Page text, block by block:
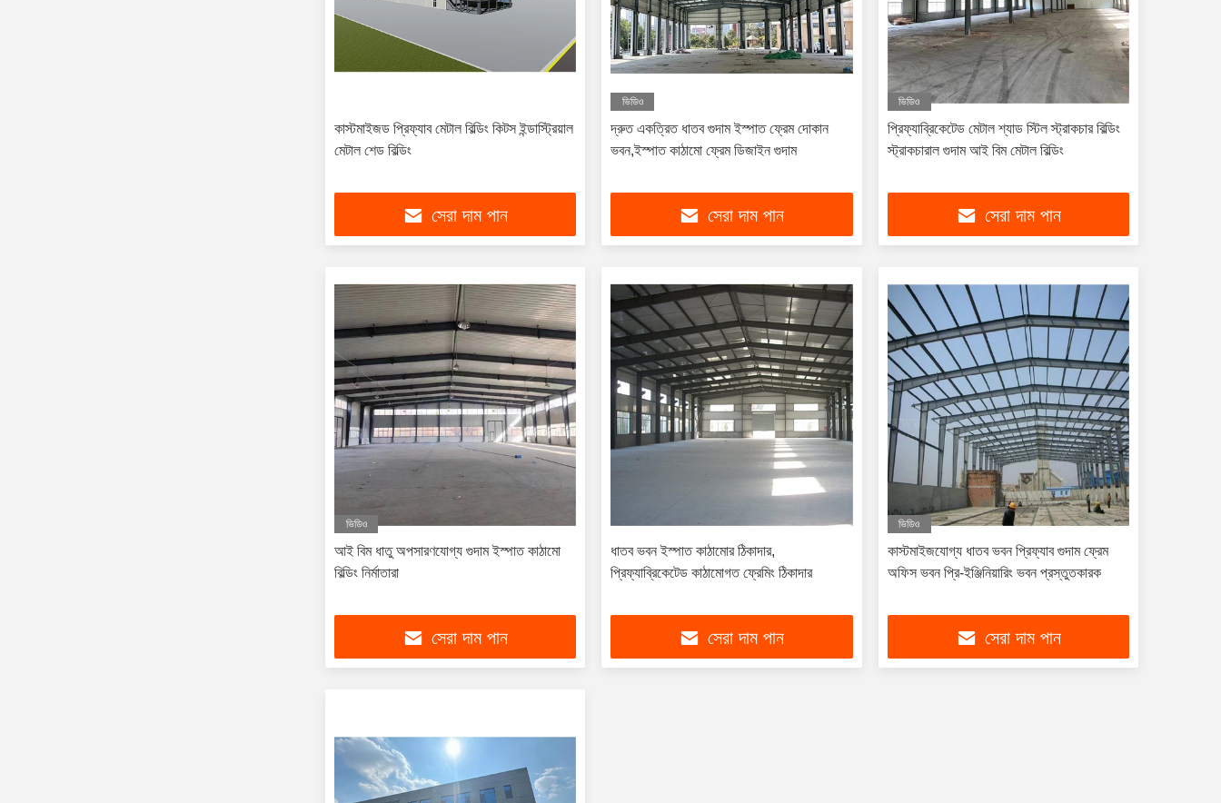
কাস্টমাইজড প্রিফ্যাব মেটাল বিল্ডিং কিটস ইন্ডাস্ট্রিয়াল
মেটাল শেড বিল্ডিং
সেরা দাম পান
ভিডিও
দ্রুত একত্রিত ধাতব গুদাম ইস্পাত ফ্রেম দোকান
ভবন,ইস্পাত কাঠামো ফ্রেম ডিজাইন গুদাম
সেরা দাম পান
ভিডিও
প্রিফ্যাব্রিকেটেড মেটাল শ্যাড স্টিল স্ট্রাকচার বিল্ডিং
স্ট্রাকচারাল গুদাম আই বিম মেটাল বিল্ডিং
সেরা দাম পান
ভিডিও
আই বিম ধাতু অপসারণযোগ্য গুদাম ইস্পাত কাঠামো
বিল্ডিং নির্মাতারা
সেরা দাম পান
ধাতব ভবন ইস্পাত কাঠামোর ঠিকাদার,
প্রিফ্যাব্রিকেটেড কাঠামোগত ফ্রেমিং ঠিকাদার
সেরা দাম পান
ভিডিও
কাস্টমাইজযোগ্য ধাতব ভবন প্রিফ্যাব গুদাম ফ্রেম
অফিস ভবন প্রি-ইঞ্জিনিয়ারিং ভবন প্রস্তুতকারক
সেরা দাম পান